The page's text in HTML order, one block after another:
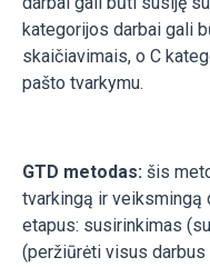
kategorijos darbai gali
skaičiavimais, o C
pašto tvarkymu.
GTD metodas: šis
tvarkingą ir veiksmingą
etapus: susirinkimas
(peržiūrėti visus